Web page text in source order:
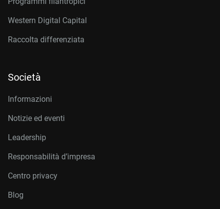
Western Digital Capital
Raccolta differenziata
Società
Informazioni
Notizie ed eventi
Leadership
Responsabilità d’impresa
Centro privacy
Blog